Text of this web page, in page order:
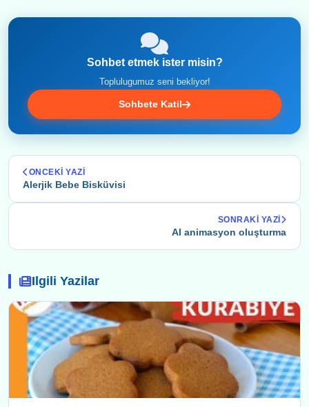
Sohbet etmek ister misin?
Toplulugumuz seni bekliyor!
Sohbete Katil
ONCEKI YAZI
Alerjik Bebe Bisküvisi
SONRAKI YAZI
AI animasyon oluşturma
Ilgili Yazilar